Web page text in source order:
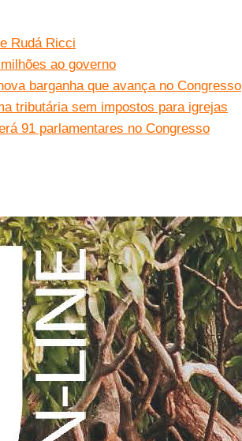
Rudá Ricci
ao governo
barganha que avança no Congresso
tributária sem impostos para igrejas
91 parlamentares no Congresso